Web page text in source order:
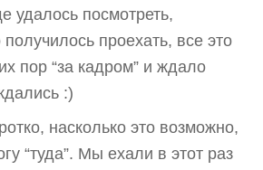
удалось посмотреть,
проехать, все это
пор “за кадром” и ждало
:)
насколько это возможно,
“туда”. Мы ехали в этот раз